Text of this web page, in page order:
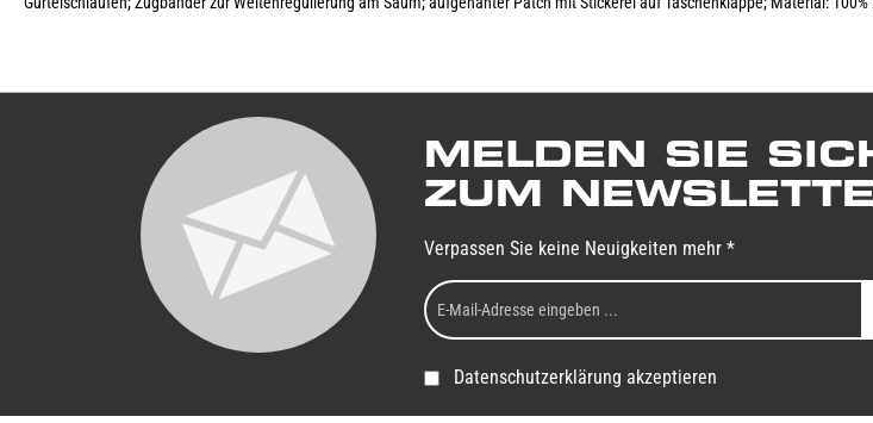
MELDEN SIE
ZUM
Verpassen Sie keine Neuigkeiten mehr *
Datenschutzerklärung akzeptieren